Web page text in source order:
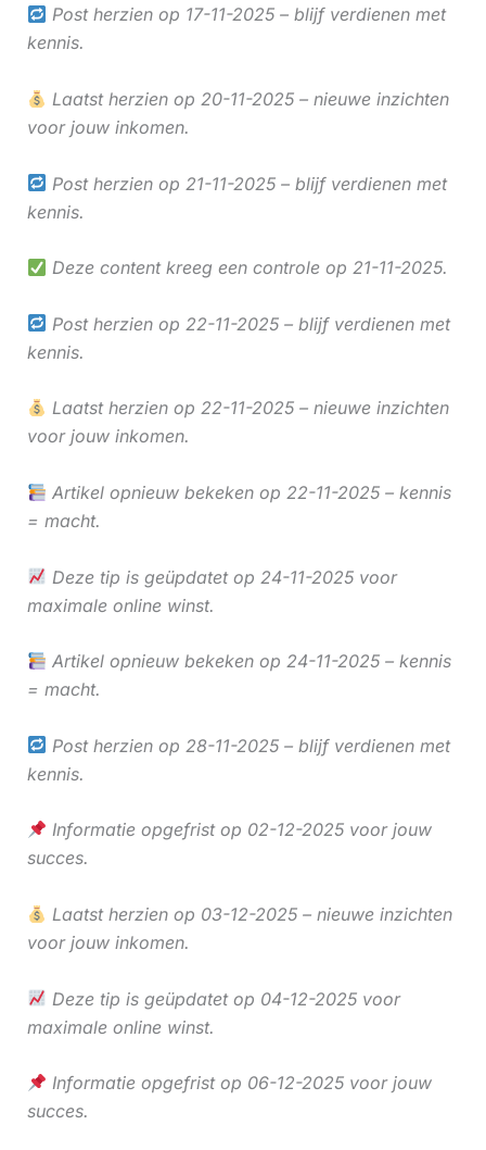
Post herzien op 17-11-2025 – blijf verdienen met
kennis.
Laatst herzien op 20-11-2025 – nieuwe inzichten
voor jouw inkomen.
Post herzien op 21-11-2025 – blijf verdienen met
kennis.
Deze content kreeg een controle op 21-11-2025.
Post herzien op 22-11-2025 – blijf verdienen met
kennis.
Laatst herzien op 22-11-2025 – nieuwe inzichten
voor jouw inkomen.
Artikel opnieuw bekeken op 22-11-2025 – kennis
= macht.
Deze tip is geüpdatet op 24-11-2025 voor
maximale online winst.
Artikel opnieuw bekeken op 24-11-2025 – kennis
= macht.
Post herzien op 28-11-2025 – blijf verdienen met
kennis.
Informatie opgefrist op 02-12-2025 voor jouw
succes.
Laatst herzien op 03-12-2025 – nieuwe inzichten
voor jouw inkomen.
Deze tip is geüpdatet op 04-12-2025 voor
maximale online winst.
Informatie opgefrist op 06-12-2025 voor jouw
succes.